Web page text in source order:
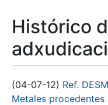
Histórico
(04-07-12) Ref.
Metales